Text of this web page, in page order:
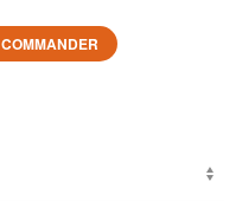
COMMANDER